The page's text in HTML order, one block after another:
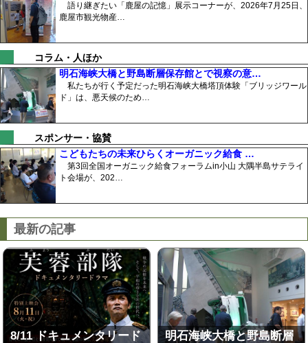
語り継ぎたい「鹿屋の記憶」展示コーナーが、2026年7月25日、
鹿屋市観光物産…
コラム・人ほか
明石海峡大橋と野島断層保存館とで視察の意…
私たちが行く予定だった明石海峡大橋塔頂体験「ブリッジワール
ド」は、悪天候のため…
スポンサー・協賛
こどもたちの未来ひらくオーガニック給食 …
第3回全国オーガニック給食フォーラムin小山 大隅半島サテライ
ト会場が、202…
最新の記事
8/11 ドキュメンタリード
明石海峡大橋と野島断層